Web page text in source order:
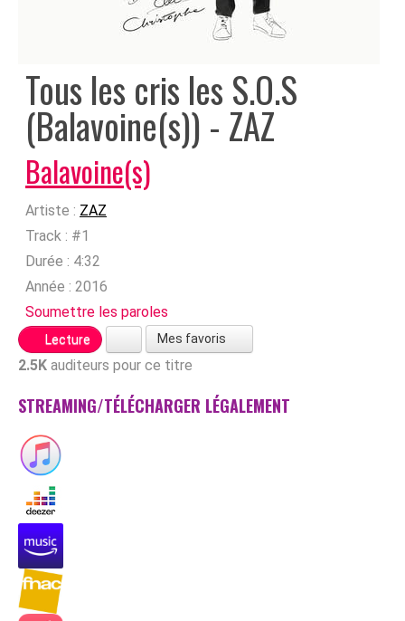
Tous les cris les S.O.S
(Balavoine(s)) - ZAZ
Balavoine(s)
Artiste : ZAZ
Track : #1
Durée : 4:32
Année : 2016
Soumettre les paroles
Lecture Mes favoris
2.5K auditeurs pour ce titre
STREAMING/TÉLÉCHARGER LÉGALEMENT